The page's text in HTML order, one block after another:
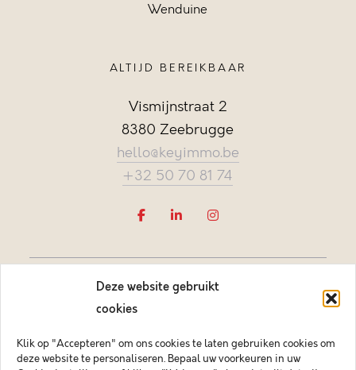
Deze website gebruikt
cookies
Klik op "Accepteren" om ons cookies te laten gebruiken cookies om
deze website te personaliseren. Bepaal uw voorkeuren in uw
Wenduine
ALTIJD BEREIKBAAR
Vismijnstraat 2
8380 Zeebrugge
hello@keyimmo.be
+32 50 70 81 74